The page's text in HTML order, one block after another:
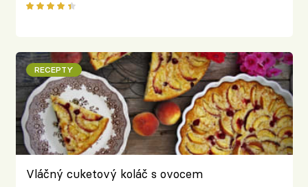
RECEPTY
Vláčný cuketový koláč s ovocem